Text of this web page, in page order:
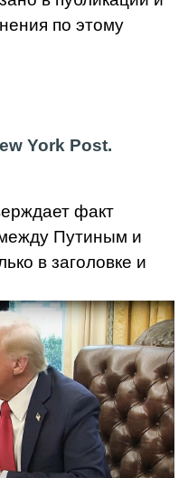
по этому
York Post.
факт
Путиным и
в заголовке и